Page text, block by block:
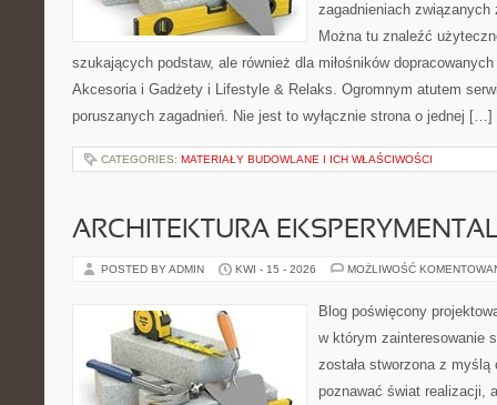
zagadnieniach
Można tu znaleźć
szukających podstaw, ale również dla miłośników
Akcesoria i Gadżety i Lifestyle & Relaks. Ogromnym atutem
poruszanych zagadnień. Nie jest to wyłącznie strona o jednej […]
CATEGORIES: MATERIAŁY BUDOWLANE I ICH WŁAŚCIWOŚCI
ARCHITEKTURA
POSTED BY ADMIN KWI - 15 - 2026 MOŻLIWOŚĆ
Blog poświęcony
w którym zainteresowanie
została stworzona z
poznawać świat realizacji,